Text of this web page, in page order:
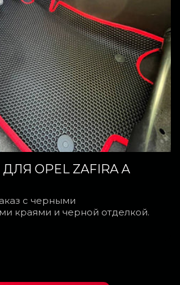
OPEL ZAFIRA A
с черными
краями и черной отделкой.